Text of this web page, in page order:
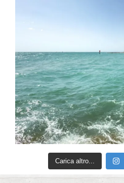
Carica altro...